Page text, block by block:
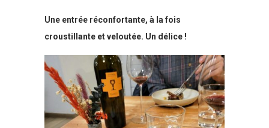
Une entrée réconfortante, à la fois
croustillante et veloutée. Un délice !